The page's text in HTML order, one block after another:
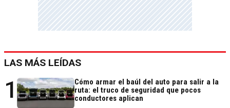
LAS MÁS LEÍDAS
1
Cómo armar el baúl del auto para salir a la
ruta: el truco de seguridad que pocos
conductores aplican